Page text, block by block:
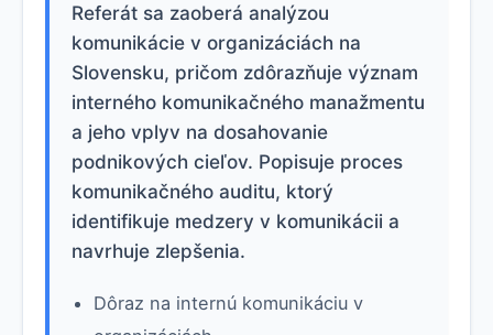
Referát sa zaoberá analýzou
komunikácie v organizáciách na
Slovensku, pričom zdôrazňuje význam
interného komunikačného manažmentu
a jeho vplyv na dosahovanie
podnikových cieľov. Popisuje proces
komunikačného auditu, ktorý
identifikuje medzery v komunikácii a
navrhuje zlepšenia.
Dôraz na internú komunikáciu v